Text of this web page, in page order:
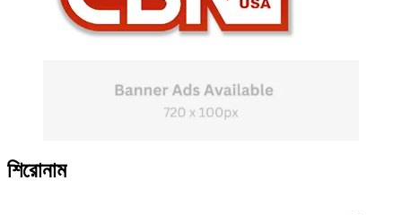
শিরোনাম